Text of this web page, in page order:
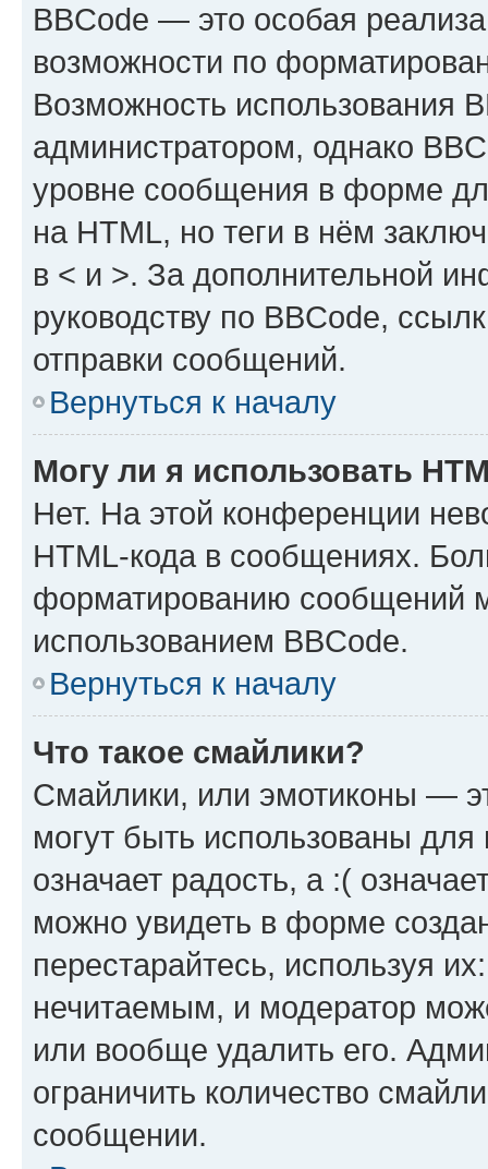
BBCode — это особая
возможности по
Возможность использования
администратором, однако
уровне сообщения в форме
на HTML, но теги в нём
в < и >. За дополнительной
руководству по BBCode,
отправки сообщений.
Вернуться к началу
Могу ли я использовать
Нет. На этой конференции
HTML-кода в сообщениях.
форматированию сообщений
использованием BBCode.
Вернуться к началу
Что такое смайлики?
Смайлики, или эмотиконы —
могут быть использованы
означает радость, а :(
можно увидеть в форме
перестарайтесь, используя
нечитаемым, и модератор
или вообще удалить его.
ограничить количество
сообщении.